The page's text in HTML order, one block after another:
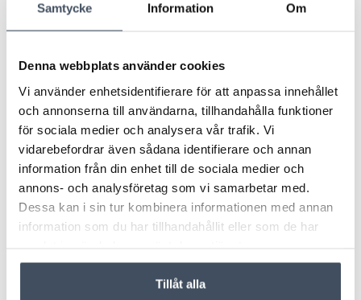
Samtycke Information Om
Denna webbplats använder cookies
Vi använder enhetsidentifierare för att anpassa innehållet
och annonserna till användarna, tillhandahålla funktioner
för sociala medier och analysera vår trafik. Vi
vidarebefordrar även sådana identifierare och annan
information från din enhet till de sociala medier och
annons- och analysföretag som vi samarbetar med.
Dessa kan i sin tur kombinera informationen med annan
information som du har tillhandahållit eller som de har
Tillåt alla
diskhandduk samt
diskmaskinstabletter vid ankomst,
Det ingår alltså inte toalettpapper, handdiskmedel &
Slutstädning ingår, men som gäst ska ni slänga sopor, torka
av alla ytor & starta diskmaskinen.
För att kunna boka denna boenheten måste gästen fyllt 18
år. Alla i sällskapet måste ha fyllt 18 år. Gäller ej barn i
målsmans sällskap. Den som är ansvarig för bokningen måste
bo i enheten under hela uppehållet.
Välkommen att boka din resa under Avgångar & priser